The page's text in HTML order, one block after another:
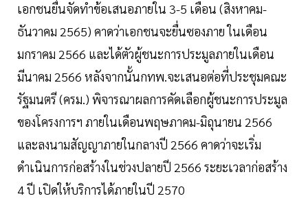
เอกชนยื่นจัดทำข้อเสนอภายใน 3-5 เดือน (สิงหาคม-
ธันวาคม 2565) คาดว่าเอกชนจะยื่นซองภาย ในเดือน
มกราคม 2566 และได้ตัวผู้ชนะการประมูลภายในเดือน
มีนาคม 2566 หลังจากนั้นกทพ.จะเสนอต่อที่ประชุมคณะ
รัฐมนตรี (ครม.) พิจารณาผลการคัดเลือกผู้ชนะการประมูล
ของโครงการฯ ภายในเดือนพฤษภาคม-มิถุนายน 2566
และลงนามสัญญาภายในกลางปี 2566 คาดว่าจะเริ่ม
ดำเนินการก่อสร้างในช่วงปลายปี 2566 ระยะเวลาก่อสร้าง
4 ปี เปิดให้บริการได้ภายในปี 2570